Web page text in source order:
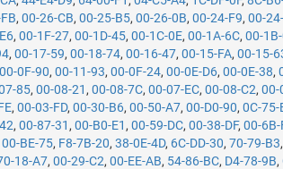
,00-26-CB,00-25-B5,00-26-0B,00-24-F9,00-
,00-1F-27,00-1D-45,00-1C-0E,00-1A-6C,00-
,00-17-59,00-18-74,00-16-47,00-15-FA,00-15-
00-0F-90,00-11-93,00-0F-24,00-0E-D6,00-0E-38,
85,00-08-21 ,00-08-7C,00-07-EC,00-08-C2,00-
,00-03-FD,00-30-B6,00-50-A7,00-D0-90,0C-75-
,00-87-31 ,00-B0-E1 ,00-59-DC,00-38-DF,00-6B-
00-BE-75, F8-7B-20,38-0E-4D, 6C-DD-30,70-79-B3,
18-A7,00-29-C2,00-EE-AB, 54-86-BC, D4-78-9B,